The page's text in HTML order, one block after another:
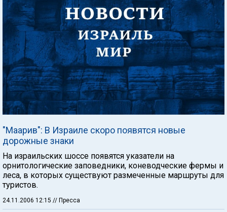
"Маарив": В Израиле скоро появятся новые
дорожные знаки
На израильских шоссе появятся указатели на
орнитологические заповедники, коневодческие фермы и
леса, в которых существуют размеченные маршруты для
туристов.
24.11.2006 12:15 // Пресса